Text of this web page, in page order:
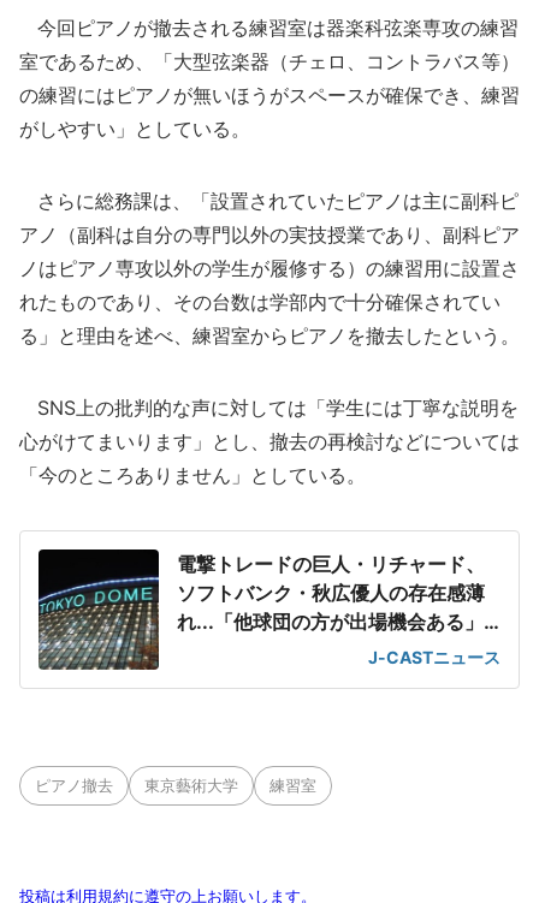
今回ピアノが撤去される練習室は器楽科弦楽専攻の練習
室であるため、「大型弦楽器（チェロ、コントラバス等）
の練習にはピアノが無いほうがスペースが確保でき、練習
がしやすい」としている。
さらに総務課は、「設置されていたピアノは主に副科ピ
アノ（副科は自分の専門以外の実技授業であり、副科ピア
ノはピアノ専攻以外の学生が履修する）の練習用に設置さ
れたものであり、その台数は学部内で十分確保されてい
る」と理由を述べ、練習室からピアノを撤去したという。
SNS上の批判的な声に対しては「学生には丁寧な説明を
心がけてまいります」とし、撤去の再検討などについては
「今のところありません」としている。
電撃トレードの巨人・リチャード、
ソフトバンク・秋広優人の存在感薄
れ...「他球団の方が出場機会ある」
J-CASTニュース
ピアノ撤去 東京藝術大学 練習室